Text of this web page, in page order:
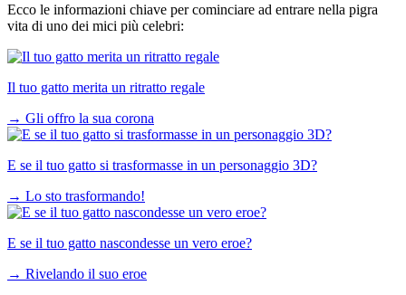
Ecco le informazioni chiave per cominciare ad entrare nella pigra
vita di uno dei mici più celebri:
Il tuo gatto merita un ritratto regale
→ Gli offro la sua corona
E se il tuo gatto si trasformasse in un personaggio 3D?
→ Lo sto trasformando!
E se il tuo gatto nascondesse un vero eroe?
→ Rivelando il suo eroe